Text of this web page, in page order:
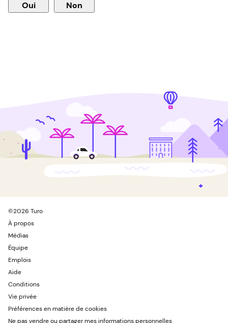
Oui Non
©2026 Turo
À propos
Médias
Équipe
Emplois
Aide
Conditions
Vie privée
Préférences en matière de cookies
Ne pas vendre ou partager mes informations personnelles